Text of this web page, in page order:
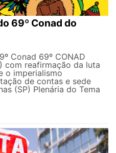
69º Conad do
Conad 69º CONAD
com reafirmação da luta
o imperialismo
de contas e sede
(SP) Plenária do Tema